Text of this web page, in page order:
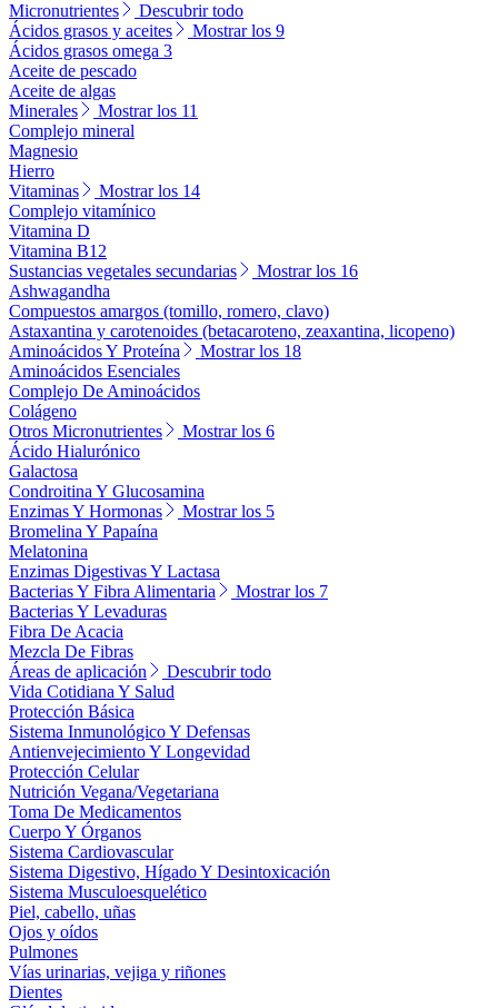
Micronutrientes
Descubrir todo
Ácidos grasos y aceites
Mostrar los 9
Ácidos grasos omega 3
Aceite de pescado
Aceite de algas
Minerales
Mostrar los 11
Complejo mineral
Magnesio
Hierro
Vitaminas
Mostrar los 14
Complejo vitamínico
Vitamina D
Vitamina B12
Sustancias vegetales secundarias
Mostrar los 16
Ashwagandha
Compuestos amargos (tomillo, romero, clavo)
Astaxantina y carotenoides (betacaroteno, zeaxantina, licopeno)
Aminoácidos Y Proteína
Mostrar los 18
Aminoácidos Esenciales
Complejo De Aminoácidos
Colágeno
Otros Micronutrientes
Mostrar los 6
Ácido Hialurónico
Galactosa
Condroitina Y Glucosamina
Enzimas Y Hormonas
Mostrar los 5
Bromelina Y Papaína
Melatonina
Enzimas Digestivas Y Lactasa
Bacterias Y Fibra Alimentaria
Mostrar los 7
Bacterias Y Levaduras
Fibra De Acacia
Mezcla De Fibras
Áreas de aplicación
Descubrir todo
Vida Cotidiana Y Salud
Protección Básica
Sistema Inmunológico Y Defensas
Antienvejecimiento Y Longevidad
Protección Celular
Nutrición Vegana/Vegetariana
Toma De Medicamentos
Cuerpo Y Órganos
Sistema Cardiovascular
Sistema Digestivo, Hígado Y Desintoxicación
Sistema Musculoesquelético
Piel, cabello, uñas
Ojos y oídos
Pulmones
Vías urinarias, vejiga y riñones
Dientes